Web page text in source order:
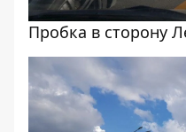
Пробка в сторону